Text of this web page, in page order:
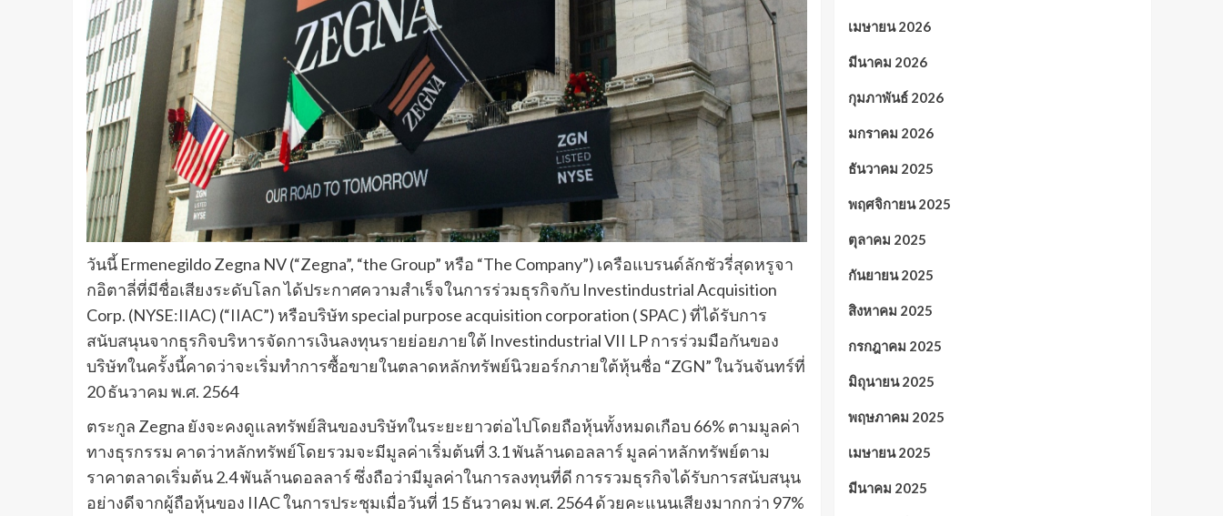
วันนี้ Ermenegildo Zegna NV (“Zegna”, “the Group” หรือ “The Company”) เครือแบรนด์ลักชัวรี่สุดหรูจา
กอิตาลี่ที่มีชื่อเสียงระดับโลก ได้ประกาศความสำเร็จในการร่วมธุรกิจกับ Investindustrial Acquisition
Corp. (NYSE:IIAC) (“IIAC”) หรือบริษัท special purpose acquisition corporation ( SPAC ) ที่ได้รับการ
สนับสนุนจากธุรกิจบริหารจัดการเงินลงทุนรายย่อยภายใต้ Investindustrial VII LP การร่วมมือกันของ
บริษัทในครั้งนี้คาดว่าจะเริ่มทำการซื้อขายในตลาดหลักทรัพย์นิวยอร์กภายใต้หุ้นชื่อ “ZGN” ในวันจันทร์ที่
20 ธันวาคม พ.ศ. 2564
ตระกูล Zegna ยังจะคงดูแลทรัพย์สินของบริษัทในระยะยาวต่อไปโดยถือหุ้นทั้งหมดเกือบ 66% ตามมูลค่า
ทางธุรกรรม คาดว่าหลักทรัพย์โดยรวมจะมีมูลค่าเริ่มต้นที่ 3.1 พันล้านดอลลาร์ มูลค่าหลักทรัพย์ตาม
ราคาตลาดเริ่มต้น 2.4 พันล้านดอลลาร์ ซึ่งถือว่ามีมูลค่าในการลงทุนที่ดี การรวมธุรกิจได้รับการสนับสนุน
อย่างดีจากผู้ถือหุ้นของ IIAC ในการประชุมเมื่อวันที่ 15 ธันวาคม พ.ศ. 2564 ด้วยคะแนนเสียงมากกว่า 97%
เมษายน 2026
มีนาคม 2026
กุมภาพันธ์ 2026
มกราคม 2026
ธันวาคม 2025
พฤศจิกายน 2025
ตุลาคม 2025
กันยายน 2025
สิงหาคม 2025
กรกฎาคม 2025
มิถุนายน 2025
พฤษภาคม 2025
เมษายน 2025
มีนาคม 2025